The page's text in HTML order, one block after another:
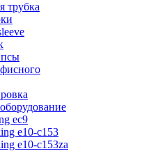
трубка
ec9
e10-c153
e10-c153za